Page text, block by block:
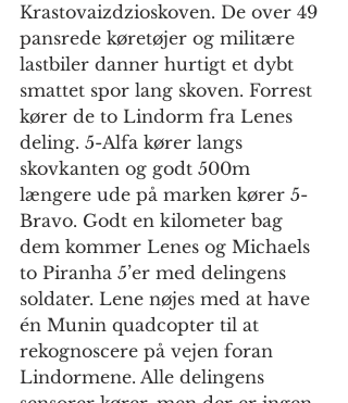
Krastovaizdzioskoven. De over 49
pansrede køretøjer og militære
lastbiler danner hurtigt et dybt
smattet spor lang skoven. Forrest
kører de to Lindorm fra Lenes
deling. 5-Alfa kører langs
skovkanten og godt 500m
længere ude på marken kører 5-
Bravo. Godt en kilometer bag
dem kommer Lenes og Michaels
to Piranha 5’er med delingens
soldater. Lene nøjes med at have
én Munin quadcopter til at
rekognoscere på vejen foran
Lindormene. Alle delingens